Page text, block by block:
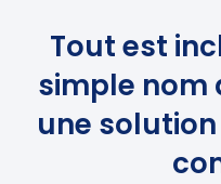
Tout est
simple nom
une